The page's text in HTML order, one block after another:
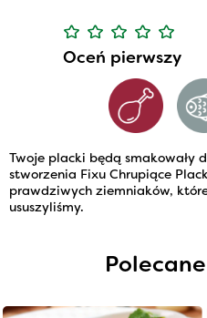
Oceń pierwszy
Twoje placki będą smakowały
stworzenia Fixu Chrupiące
prawdziwych ziemniaków,
ususzyliśmy.